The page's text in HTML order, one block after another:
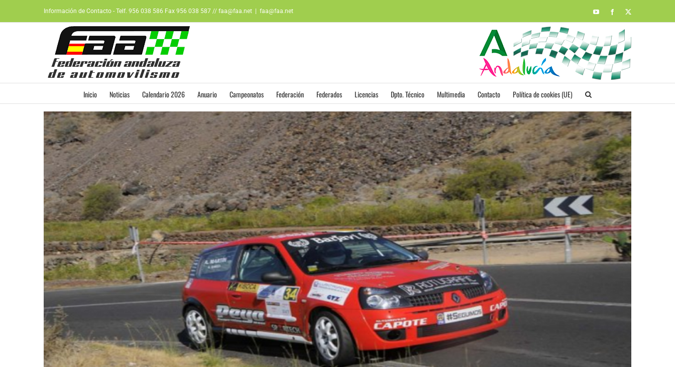
contenido
Información de Contacto - Telf. 956 038 586 Fax 956 038 587 // faa@faa.net faa@faa.net YouTubeFacebook
Inicio Noticias Calendario 2026 Anuario Campeonatos Federación Federados Licencias Dpto. Técnico Multimedia Contacto Política de cookies (UE)
Ver
imagen
más
grande